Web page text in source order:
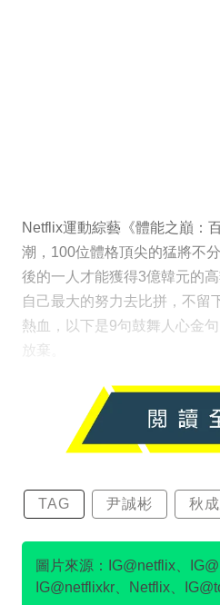
Netflix運動綜藝《體能之巔：
潮，100位體格頂尖的猛將不
後的一人才能獲得3億韓元的
自己最大的努力去比拼，不留
熱血，以下是9句鼓舞人心金
放棄。
TAG 尹誠彬 秋
金民澈
圖片來源：IG@netflix、
IG@netflixkr、Netflix、